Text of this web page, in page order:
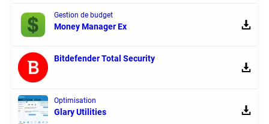
Gestion de budget
Money Manager Ex
Bitdefender Total Security
Optimisation
Glary Utilities